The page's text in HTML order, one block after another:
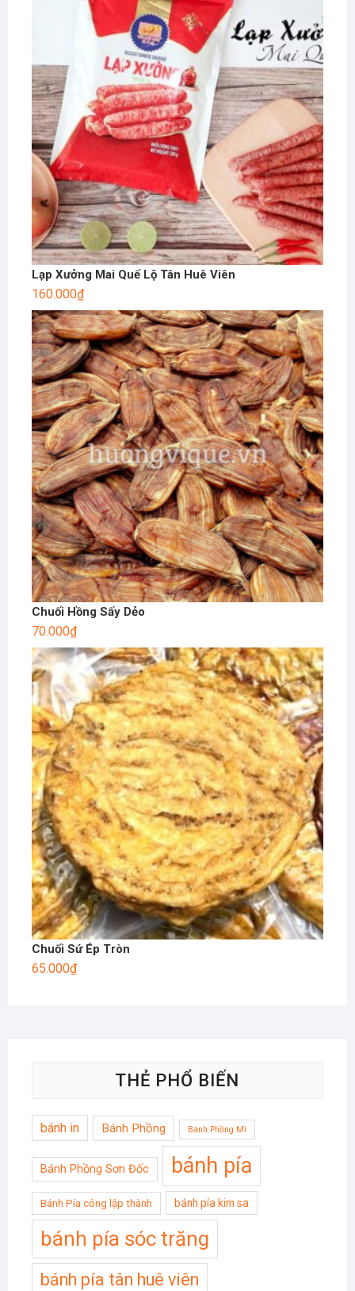
Lạp Xưởng Mai Quế Lộ Tân Huê Viên
160.000₫
Chuối Hồng Sấy Dẻo
70.000₫
Chuối Sứ Ép Tròn
65.000₫
THẺ PHỔ BIẾN
bánh in Bánh Phồng Bánh Phồng Mì
Bánh Phồng Sơn Đốc bánh pía
Bánh Pía công lập thành bánh pía kim sa
bánh pía sóc trăng
bánh pía tân huê viên